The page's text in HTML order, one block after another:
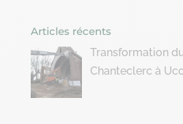
Articles récents
Transformation
Chanteclerc à